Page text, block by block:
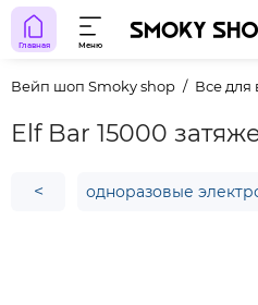
Главная Меню
Вейп шоп Smoky shop Все для
Elf Bar 15000
< одноразовые